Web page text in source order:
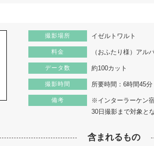
撮影場所 イゼルトワルト
料金 （おふたり様）アル
データ数 約100カット
撮影時間 所要時間：6時間45
備考
※インターラーケン
30日撮影まで対象と
含まれるもの